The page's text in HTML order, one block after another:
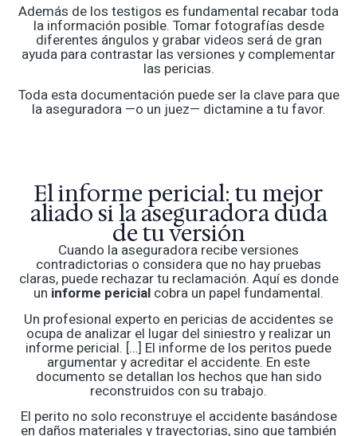
Además de los testigos es fundamental recabar toda
la información posible. Tomar fotografías desde
diferentes ángulos y grabar videos será de gran
ayuda para contrastar las versiones y complementar
las pericias.
Toda esta documentación puede ser la clave para que
la aseguradora —o un juez— dictamine a tu favor.
El informe pericial: tu mejor
aliado si la aseguradora duda
de tu versión
Cuando la aseguradora recibe versiones
contradictorias o considera que no hay pruebas
claras, puede rechazar tu reclamación. Aquí es donde
un informe pericial cobra un papel fundamental.
Un profesional experto en pericias de accidentes se
ocupa de analizar el lugar del siniestro y realizar un
informe pericial. […] El informe de los peritos puede
argumentar y acreditar el accidente. En este
documento se detallan los hechos que han sido
reconstruidos con su trabajo.
El perito no solo reconstruye el accidente basándose
en daños materiales y trayectorias, sino que también